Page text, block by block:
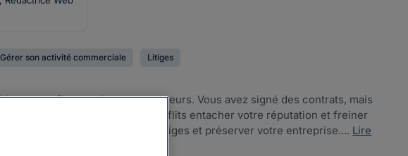
Gérer son activité commerciale Litiges
casse-tête pour les entrepreneurs. Vous avez signé des contrats, mais
prévu ? Ne laissez pas les conflits entacher votre réputation et freiner
vous pouvez résoudre vos litiges et préserver votre entreprise.... Lire